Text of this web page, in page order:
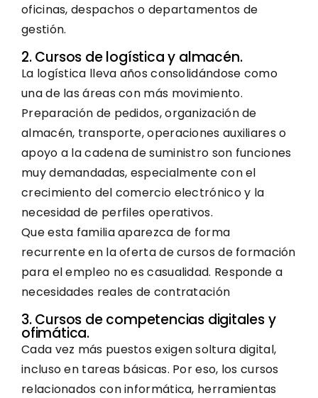
oficinas, despachos o departamentos de
gestión.
2. Cursos de logística y almacén.
La logística lleva años consolidándose como
una de las áreas con más movimiento.
Preparación de pedidos, organización de
almacén, transporte, operaciones auxiliares o
apoyo a la cadena de suministro son funciones
muy demandadas, especialmente con el
crecimiento del comercio electrónico y la
necesidad de perfiles operativos.
Que esta familia aparezca de forma
recurrente en la oferta de cursos de formación
para el empleo no es casualidad. Responde a
necesidades reales de contratación
3. Cursos de competencias digitales y
ofimática.
Cada vez más puestos exigen soltura digital,
incluso en tareas básicas. Por eso, los cursos
relacionados con informática, herramientas